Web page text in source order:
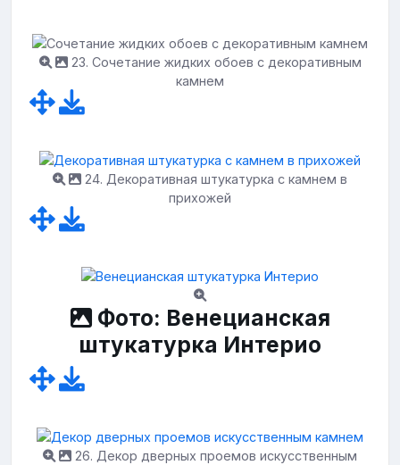
23. Сочетание жидких обоев с декоративным
камнем
24. Декоративная штукатурка с камнем в
прихожей
Фото: Венецианская
штукатурка Интерио
26. Декор дверных проемов искусственным